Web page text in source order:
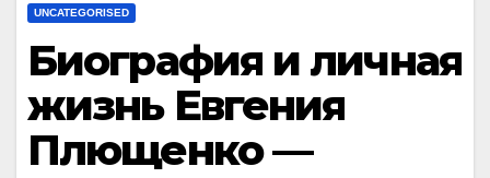
UNCATEGORISED
Биография и личная
жизнь Евгения
Плющенко —